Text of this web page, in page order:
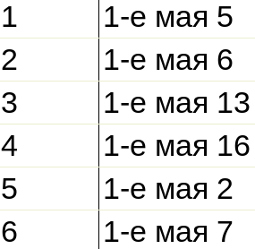
1
1-е мая 5
2
1-е мая 6
3
1-е мая 13
4
1-е мая 16
5
1-е мая 2
6
1-е мая 7